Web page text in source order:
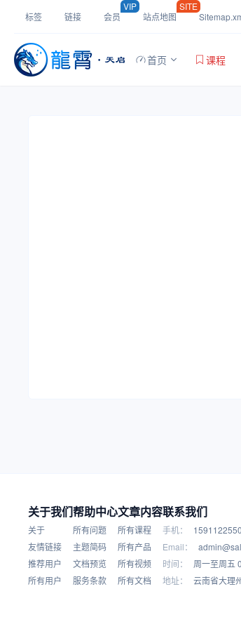
标签 链接 会员
VIP
站点地图
SITE
首页 课程
关于我们
关于
友情链接
推荐用户
所有用户
帮助中心
所有问题
主题简码
文档预览
服务条款
文章内容
所有课程
所有产品
所有视频
所有文档
联系我们
手机：
Email：
时间：
周一至周五
地址：
云南省大理